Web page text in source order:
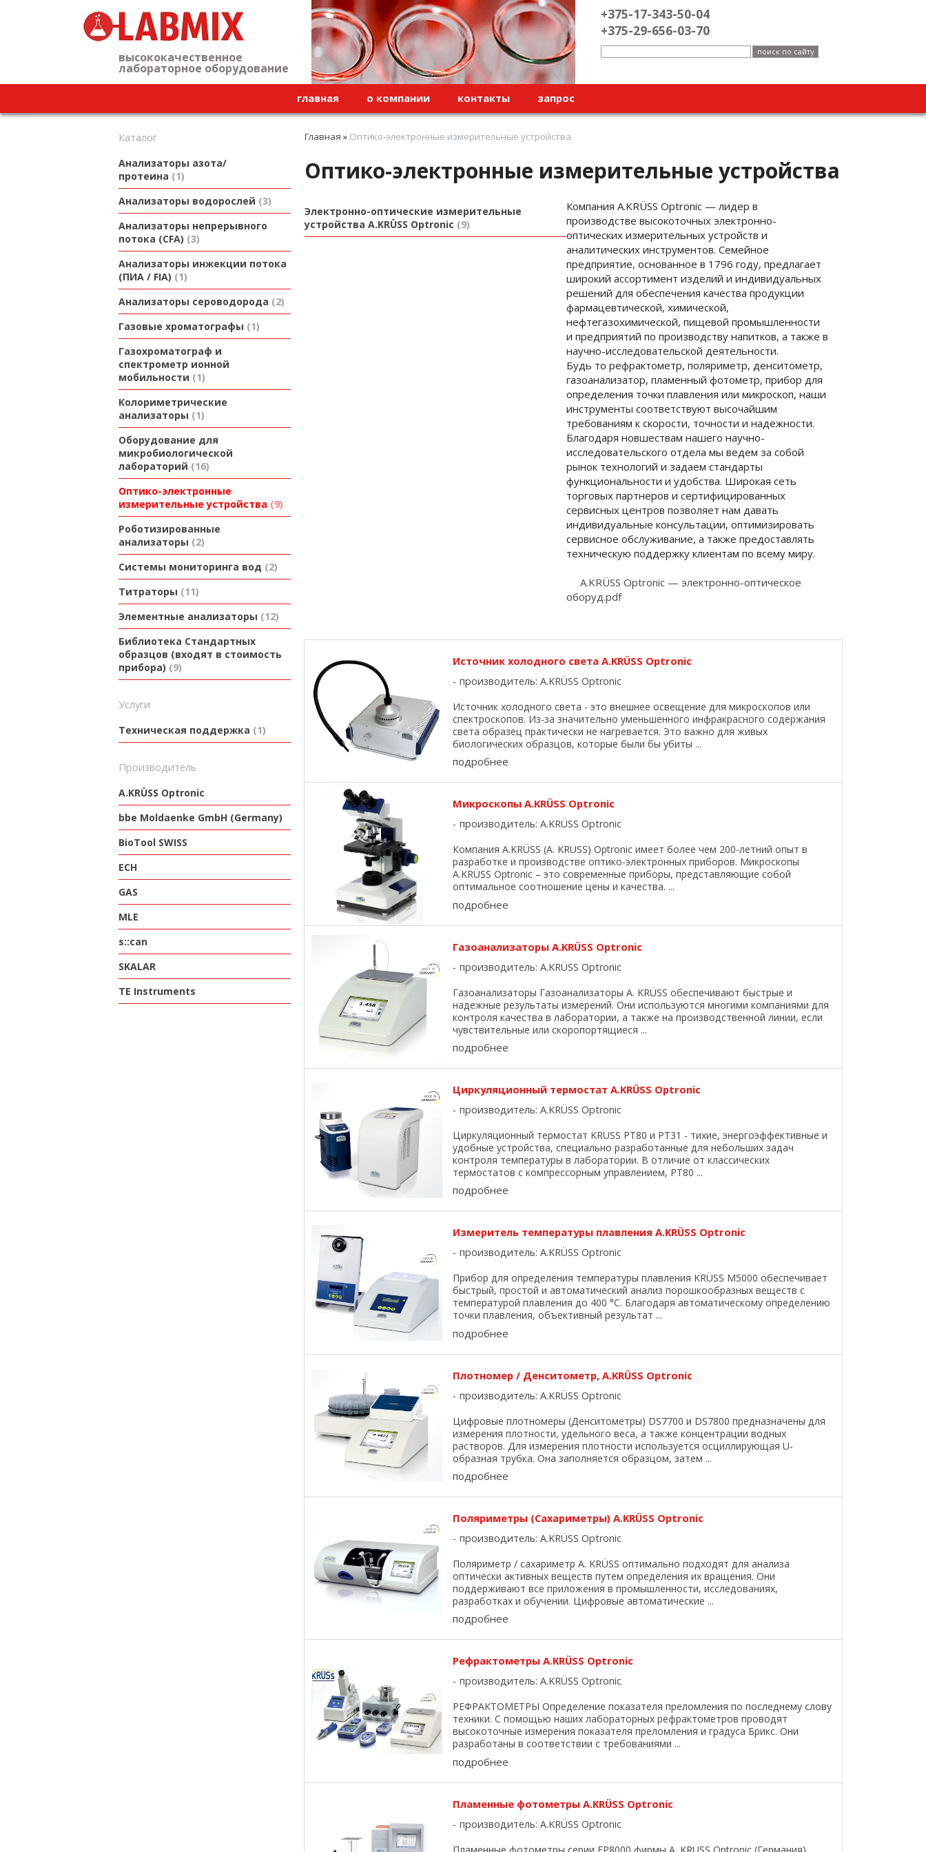
высококачественное
лабораторное оборудование
+375-17-343-50-04
+375-29-656-03-70
главная о компании контакты запрос
Каталог
Анализаторы азота/
протеина
1
Анализаторы водорослей 3
Анализаторы непрерывного
потока (CFA) 3
Анализаторы инжекции потока
(ПИА / FIA)
1
Анализаторы сероводорода
2
Газовые хроматографы
1
Газохроматограф и
спектрометр ионной
мобильности
1
Колориметрические
анализаторы
1
Оборудование для
микробиологической
лабораторий
16
Оптико-электронные
измерительные устройства
9
Роботизированные
анализаторы
2
Системы мониторинга вод
2
Титраторы
11
Элементные анализаторы
12
Библиотека Стандартных
образцов (входят в стоимость
прибора)
9
Услуги
Техническая поддержка 1
производитель
A.KRÜSS Optronic
bbe Moldaenke GmbH (Germany)
BioTool SWISS
ECH
GAS
MLE
s::can
SKALAR
TE Instruments
Главная » Оптико-электронные измерительные устройства
Оптико-электронные измерительные устройства
Электронно-оптические измерительные
устройства A.KRÜSS Optronic
9
Компания A.KRÜSS Optronic — лидер в
производстве высокоточных электронно-
оптических измерительных устройств и
аналитических инструментов. Семейное
предприятие, основанное в 1796 году, предлагает
широкий ассортимент изделий и индивидуальных
решений для обеспечения качества продукции
фармацевтической, химической,
нефтегазохимической, пищевой промышленности
и предприятий по производству напитков, а также в
научно-исследовательской деятельности.
Будь то рефрактометр, поляриметр, денситометр,
газоанализатор, пламенный фотометр, прибор для
определения точки плавления или микроскоп, наши
инструменты соответствуют высочайшим
требованиям к скорости, точности и надежности.
Благодаря новшествам нашего научно-
исследовательского отдела мы ведем за собой
рынок технологий и задаем стандарты
функциональности и удобства. Широкая сеть
торговых партнеров и сертифицированных
сервисных центров позволяет нам давать
индивидуальные консультации, оптимизировать
сервисное обслуживание, а также предоставлять
техническую поддержку клиентам по всему миру.
A.KRÜSS Optronic — электронно-оптическое
оборуд.pdf
Источник холодного света A.KRÜSS Optronic
производитель: A.KRÜSS Optronic
Источник холодного света - это внешнее освещение для микроскопов или
спектроскопов. Из-за значительно уменьшенного инфракрасного содержания
света образец практически не нагревается. Это важно для живых
биологических образцов, которые были бы убиты ...
подробнее
Микроскопы A.KRÜSS Optronic
производитель: A.KRÜSS Optronic
Компания A.KRÜSS (A. KRUSS) Optronic имеет более чем 200-летний опыт в
разработке и производстве оптико-электронных приборов. Микроскопы
A.KRÜSS Optronic – это современные приборы, представляющие собой
оптимальное соотношение цены и качества. ...
подробнее
Газоанализаторы A.KRÜSS Optronic
производитель: A.KRÜSS Optronic
Газоанализаторы Газоанализаторы A. KRÜSS обеспечивают быстрые и
надежные результаты измерений. Они используются многими компаниями для
контроля качества в лаборатории, а также на производственной линии, если
чувствительные или скоропортящиеся ...
подробнее
Циркуляционный термостат A.KRÜSS Optronic
производитель: A.KRÜSS Optronic
Циркуляционный термостат KRUSS PT80 и PT31 - тихие, энергоэффективные и
удобные устройства, специально разработанные для небольших задач
контроля температуры в лаборатории. В отличие от классических
термостатов с компрессорным управлением, PT80 ...
подробнее
Измеритель температуры плавления A.KRÜSS Optronic
производитель: A.KRÜSS Optronic
Прибор для определения температуры плавления KRÜSS M5000 обеспечивает
быстрый, простой и автоматический анализ порошкообразных веществ с
температурой плавления до 400 °C. Благодаря автоматическому определению
точки плавления, объективный результат ...
подробнее
Плотномер / Денситометр, A.KRÜSS Optronic
производитель: A.KRÜSS Optronic
Цифровые плотномеры (Денситометры) DS7700 и DS7800 предназначены для
измерения плотности, удельного веса, а также концентрации водных
растворов. Для измерения плотности используется осциллирующая U-
образная трубка. Она заполняется образцом, затем ...
подробнее
Поляриметры (Сахариметры) A.KRÜSS Optronic
производитель: A.KRÜSS Optronic
Поляриметр / сахариметр A. KRÜSS оптимально подходят для анализа
оптически активных веществ путем определения их вращения. Они
поддерживают все приложения в промышленности, исследованиях,
разработках и обучении. Цифровые автоматические ...
подробнее
Рефрактометры A.KRÜSS Optronic
производитель: A.KRÜSS Optronic
РЕФРАКТОМЕТРЫ Определение показателя преломления по последнему слову
техники. С помощью наших лабораторных рефрактометров проводят
высокоточные измерения показателя преломления и градуса Брикс. Они
разработаны в соответствии с требованиями ...
подробнее
Пламенные фотометры A.KRÜSS Optronic
производитель: A.KRÜSS Optronic
Пламенные фотометры серии FP8000 фирмы A. KRUSS Optronic (Германия)